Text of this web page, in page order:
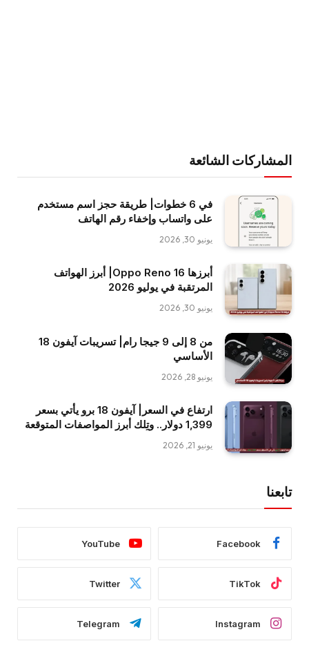
المشاركات الشائعة
في 6 خطوات| طريقة حجز اسم مستخدم
على واتساب وإخفاء رقم الهاتف
يونيو 30, 2026
أبرزها Oppo Reno 16| أبرز الهواتف
المرتقبة في يوليو 2026
يونيو 30, 2026
من 8 إلى 9 جيجا رام| تسريبات آيفون 18
الأساسي
يونيو 28, 2026
ارتفاع في السعر| آيفون 18 برو يأتي بسعر
1,399 دولار.. وتِلك أبرز المواصفات المتوقعة
يونيو 21, 2026
تابعنا
Facebook
YouTube
TikTok
Twitter
Instagram
Telegram